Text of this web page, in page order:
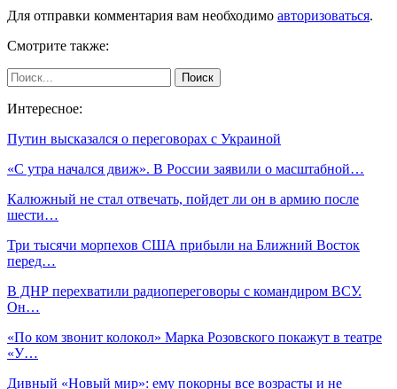
Для отправки комментария вам необходимо авторизоваться.
Смотрите также:
Интересное:
Путин высказался о переговорах с Украиной
«С утра начался движ». В России заявили о масштабной…
Калюжный не стал отвечать, пойдет ли он в армию после
шести…
Три тысячи морпехов США прибыли на Ближний Восток
перед…
В ДНР перехватили радиопереговоры с командиром ВСУ.
Он…
«По ком звонит колокол» Марка Розовского покажут в театре
«У…
Дивный «Новый мир»: ему покорны все возрасты и не